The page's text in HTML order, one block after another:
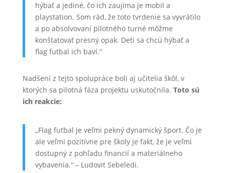
hýbať a jediné, čo ich zaujíma je mobil a
playstation. Som rád, že toto tvrdenie sa vyvrátilo
a po absolvovaní pilotného turné môžme
konštatovať presný opak. Deti sa chcú hýbať a
flag futbal ich baví.“
Nadšení z tejto spolupráce boli aj učitelia škôl, v
ktorých sa pilotná fáza projektu uskutočnila. Toto sú
ich reakcie:
,,Flag futbal je veľmi pekný dynamický šport. Čo je
ale veľmi pozitívne pre školy je fakt, že je veľmi
dostupný z pohľadu financií a materiálneho
vybavenia.“ – Ludovit Sebeledi.